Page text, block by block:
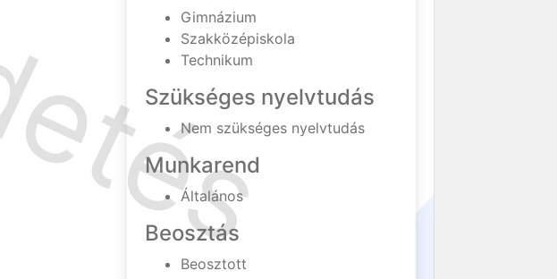
Gimnázium
Szakközépiskola
Technikum
Szükséges nyelvtudás
Nem szükséges nyelvtudás
Munkarend
Általános
Beosztás
Beosztott